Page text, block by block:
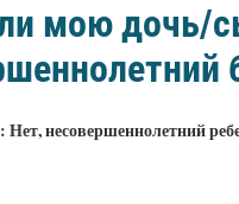
мою дочь/
Нет, несовершеннолетний